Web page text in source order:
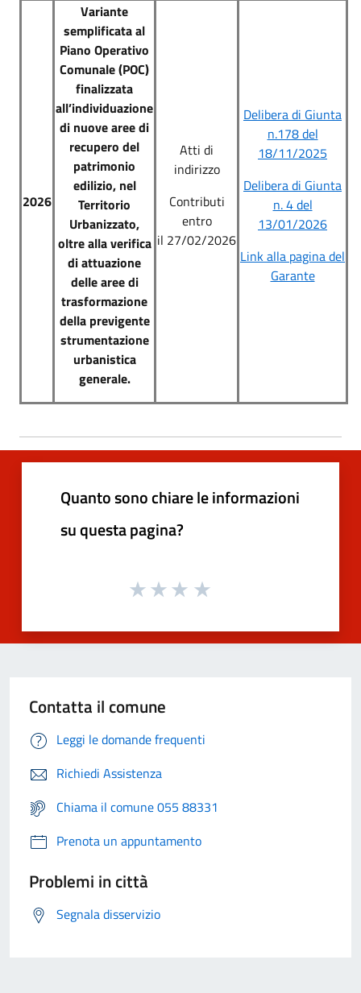
2026
Variante
semplificata al
Piano Operativo
Comunale (POC)
finalizzata
all’individuazione
di nuove aree di
recupero del
patrimonio
edilizio, nel
Territorio
Urbanizzato,
oltre alla verifica
di attuazione
delle aree di
trasformazione
della previgente
strumentazione
urbanistica
generale.
Atti di
indirizzo
Contributi
entro
il 27/02/2026
Delibera di Giunta
n.178 del
18/11/2025
Delibera di Giunta
n. 4 del
13/01/2026
Link alla pagina del
Garante
Quanto sono chiare le informazioni
su questa pagina?
Contatta il comune
Leggi le domande frequenti
Richiedi Assistenza
Chiama il comune 055 88331
Prenota un appuntamento
Problemi in città
Segnala disservizio